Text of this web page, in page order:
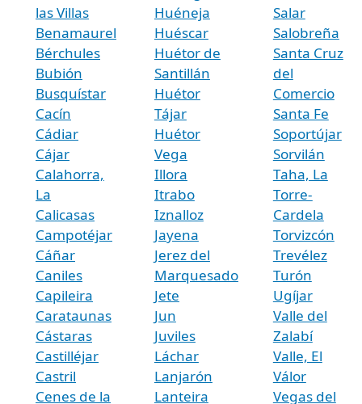
las Villas
Benamaurel
Bérchules
Bubión
Busquístar
Cacín
Cádiar
Cájar
Calahorra,
La
Calicasas
Campotéjar
Cáñar
Caniles
Capileira
Carataunas
Cástaras
Castilléjar
Castril
Cenes de la
Huéneja
Huéscar
Huétor de
Santillán
Huétor
Tájar
Huétor
Vega
Illora
Itrabo
Iznalloz
Jayena
Jerez del
Marquesado
Jete
Jun
Juviles
Láchar
Lanjarón
Lanteira
Salar
Salobreña
Santa Cruz
del
Comercio
Santa Fe
Soportújar
Sorvilán
Taha, La
Torre-
Cardela
Torvizcón
Trevélez
Turón
Ugíjar
Valle del
Zalabí
Valle, El
Válor
Vegas del